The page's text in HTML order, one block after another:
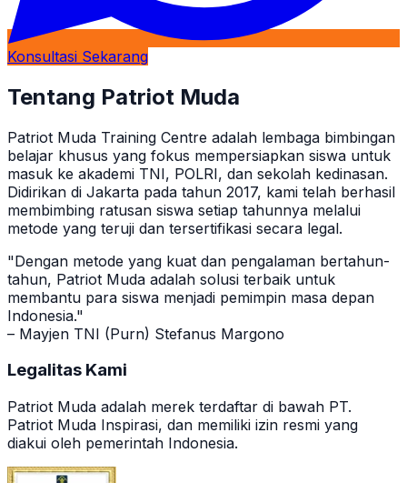
Konsultasi Sekarang
Tentang Patriot Muda
Patriot Muda Training Centre adalah lembaga bimbingan
belajar khusus yang fokus mempersiapkan siswa untuk
masuk ke akademi TNI, POLRI, dan sekolah kedinasan.
Didirikan di Jakarta pada tahun 2017, kami telah berhasil
membimbing ratusan siswa setiap tahunnya melalui
metode yang teruji dan tersertifikasi secara legal.
"Dengan metode yang kuat dan pengalaman bertahun-
tahun, Patriot Muda adalah solusi terbaik untuk
membantu para siswa menjadi pemimpin masa depan
Indonesia."
– Mayjen TNI (Purn) Stefanus Margono
Legalitas Kami
Patriot Muda adalah merek terdaftar di bawah PT.
Patriot Muda Inspirasi, dan memiliki izin resmi yang
diakui oleh pemerintah Indonesia.